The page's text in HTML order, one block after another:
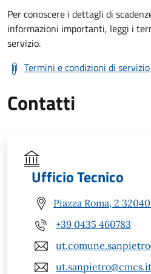
Per conoscere i dettagli di
informazioni importanti, leggi i
servizio.
Termini e condizioni di servizio
Contatti
Ufficio Tecnico
Piazza Roma, 2
+39 0435 460783
ut.sanpietro@cmcs.it